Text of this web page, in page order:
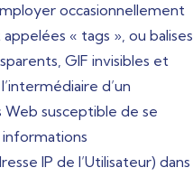
occasionnellement
« tags », ou balises
GIF invisibles et
d’un
Web susceptible de se
IP de l’Utilisateur) dans